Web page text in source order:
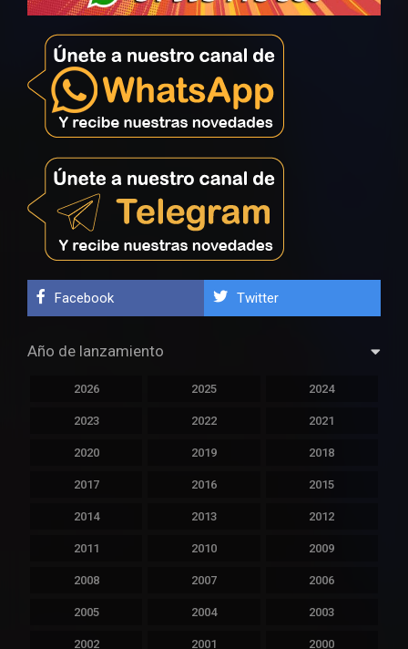
Facebook Twitter
Año de lanzamiento
2026 2025 2024
2023 2022 2021
2020 2019 2018
2017 2016 2015
2014 2013 2012
2011 2010 2009
2008 2007 2006
2005 2004 2003
2002 2001 2000